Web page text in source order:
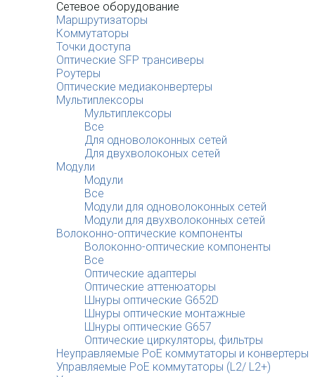
Сетевое оборудование
Маршрутизаторы
Коммутаторы
Точки доступа
Оптические SFP трансиверы
Роутеры
Оптические медиаконвертеры
Мультиплексоры
Мультиплексоры
Все
Для одноволоконных сетей
Для двухволоконых сетей
Модули
Модули
Все
Модули для одноволоконных сетей
Модули для двухволоконных сетей
Волоконно-оптические компоненты
Волоконно-оптические компоненты
Все
Оптические адаптеры
Оптические аттенюаторы
Шнуры оптические G652D
Шнуры оптические монтажные
Шнуры оптические G657
Оптические циркуляторы, фильтры
Неуправляемые PoE коммутаторы и конвертеры
Управляемые PoE коммутаторы (L2/ L2+)